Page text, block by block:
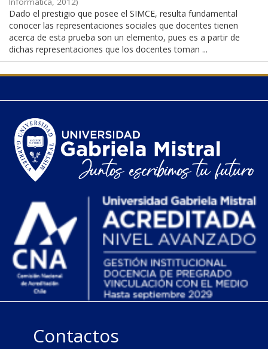
Dado el prestigio que posee el SIMCE, resulta fundamental
conocer las representaciones sociales que docentes tienen
acerca de esta prueba son un elemento, pues es a partir de
dichas representaciones que los docentes toman ...
Contactos